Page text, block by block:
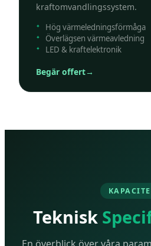
kraftomvandlingssystem.
Hög värmeledningsförmåga
Överlägsen värmeavledning
LED & kraftelektronik
Begär offert→
Teknisk